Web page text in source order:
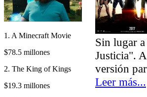
1. A Minecraft Movie
$78.5 millones
2. The King of Kings
$19.3 millones
Sin lugar
Justicia".
versión
Leer más...